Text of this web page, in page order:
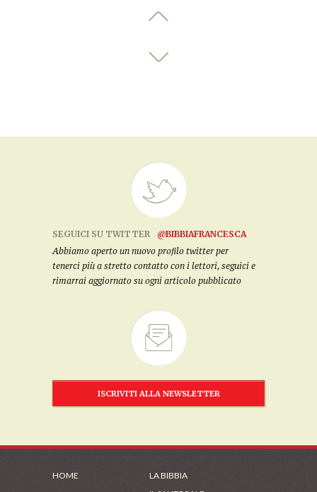
SEGUICI SU TWITTER
@BIBBIAFRANCESCA
Abbiamo aperto un nuovo profilo twitter per
tenerci più a stretto contatto con i lettori, seguici e
rimarrai aggiornato su ogni articolo pubblicato
ISCRIVITI ALLA NEWSLETTER
HOME
LA BIBBIA